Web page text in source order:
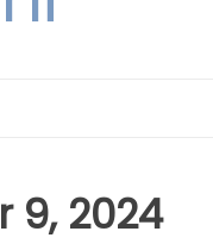
9, 2024